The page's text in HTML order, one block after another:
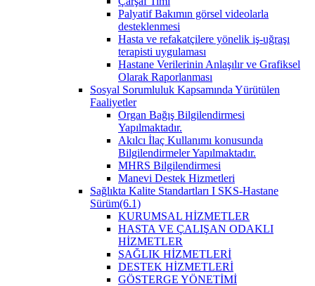
Palyatif Bakımın görsel videolarla
desteklenmesi
Hasta ve refakatçilere yönelik iş-uğraşı
terapisti uygulaması
Hastane Verilerinin Anlaşılır ve Grafiksel
Olarak Raporlanması
Sosyal Sorumluluk Kapsamında Yürütülen
Faaliyetler
Organ Bağış Bilgilendirmesi
Yapılmaktadır.
Akılcı İlaç Kullanımı konusunda
Bilgilendirmeler Yapılmaktadır.
MHRS Bilgilendirmesi
Manevi Destek Hizmetleri
Sağlıkta Kalite Standartları I SKS-Hastane
Sürüm(6.1)
KURUMSAL HİZMETLER
HASTA VE ÇALIŞAN ODAKLI
HİZMETLER
SAĞLIK HİZMETLERİ
DESTEK HİZMETLERİ
GÖSTERGE YÖNETİMİ